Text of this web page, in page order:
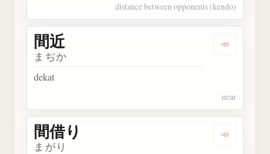
distance between opponents (kendo)
Dengarkan
間近
まぢか
dekat
near
間借り
まがり